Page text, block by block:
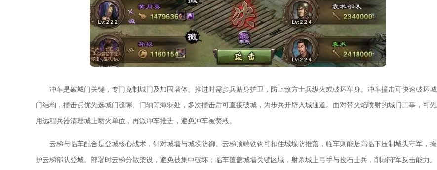
冲车是破城门关键，专门克制城门及加固墙体。推进时需步兵贴身护卫，防止敌方士兵纵火或破坏车身。冲车撞击可快速破坏城
门结构，撞击点优先选城门缝隙、门轴等薄弱处，多次撞击后可直接破城，为步兵开辟入城通道。面对带火焰喷射的城门工事，可先
用远程兵器清理城上喷火单位，再派冲车推进，避免冲车被焚毁。
云梯与临车配合是登城核心战术，针对城墙与城垛防御。云梯顶端铁钩可扣住城垛防推落，临车则能居高临下压制城头守军，掩
护云梯部队登城。部署时云梯分散架设，避免被集中破坏；临车覆盖城墙关键区域，射杀城上弓手与投石士兵，削弱守军反击能力。